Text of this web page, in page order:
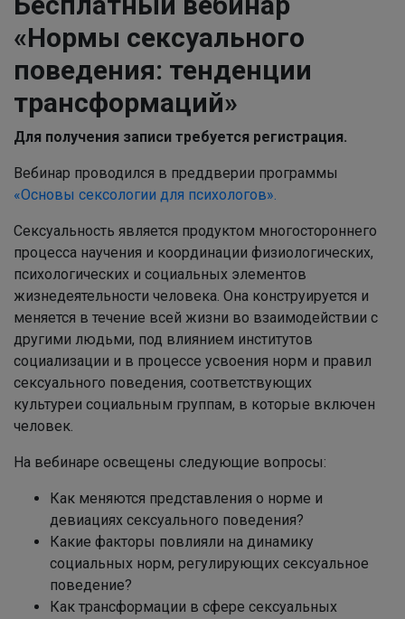
«Нормы сексуального
поведения: тенденции
трансформаций»
Для получения записи требуется регистрация.
Вебинар проводился в преддверии программы
«Основы сексологии для психологов».
Сексуальность является продуктом многостороннего
процесса научения и координации физиологических,
психологических и социальных элементов
жизнедеятельности человека. Она конструируется и
меняется в течение всей жизни во взаимодействии с
другими людьми, под влиянием институтов
социализации и в процессе усвоения норм и правил
сексуального поведения, соответствующих
культуреи социальным группам, в которые включен
человек.
На вебинаре освещены следующие вопросы:
Как меняются представления о норме и
девиациях сексуального поведения?
Какие факторы повлияли на динамику
социальных норм, регулирующих сексуальное
поведение?
Как трансформации в сфере сексуальных